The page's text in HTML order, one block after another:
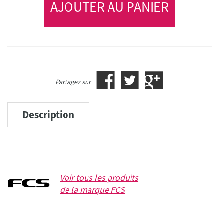
AJOUTER AU PANIER
Partagez sur
Description
Voir tous les produits
de la marqueFCS